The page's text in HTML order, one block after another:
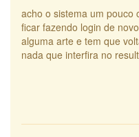
acho o sistema um pouco
ficar fazendo login de
alguma arte e tem que
nada que interfira no